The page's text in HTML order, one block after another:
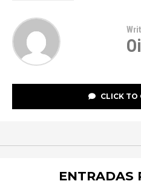
CLICK TO
ENTRADAS